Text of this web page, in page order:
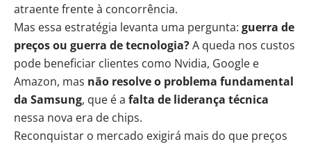
atraente frente à concorrência.
Mas essa estratégia levanta uma pergunta: guerra de
preços ou guerra de tecnologia?A queda nos custos
pode beneficiar clientes como Nvidia, Google e
Amazon, mas não resolve o problema fundamental
da Samsung, que é a falta de liderança técnica
nessa nova era de chips.
Reconquistar o mercado exigirá mais do que preços